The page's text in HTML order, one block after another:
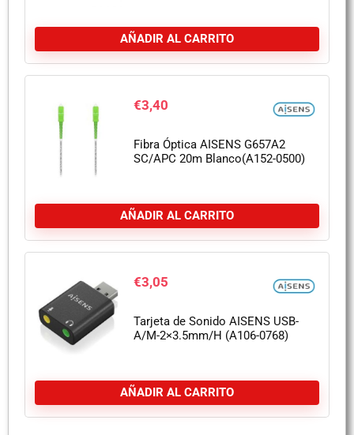
AÑADIR AL CARRITO
€3,40
Fibra Óptica AISENS G657A2
SC/APC 20m Blanco(A152-0500)
AÑADIR AL CARRITO
€3,05
Tarjeta de Sonido AISENS USB-
A/M-2×3.5mm/H (A106-0768)
AÑADIR AL CARRITO